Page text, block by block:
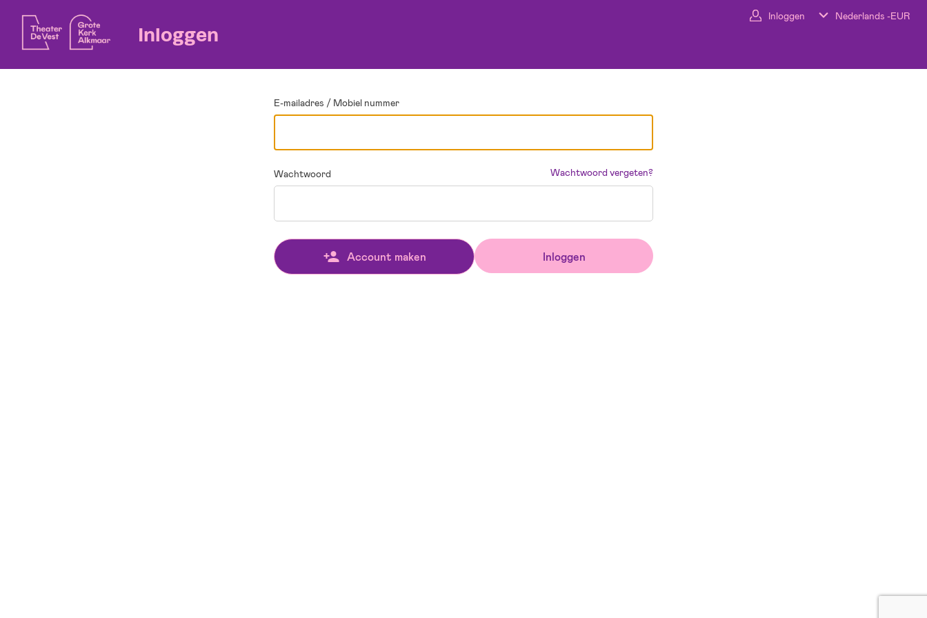
Ga terug
Inloggen
Inloggen Nederlands -EUR
E-mailadres / Mobiel nummer
Wachtwoord Wachtwoord vergeten?
Account maken Inloggen